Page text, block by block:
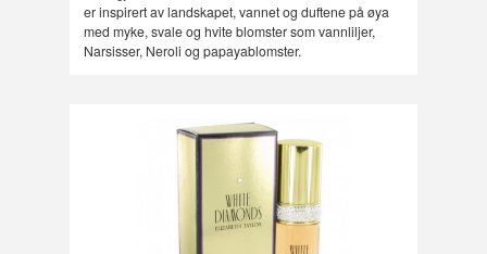
er inspirert av landskapet, vannet og duftene på øya
med myke, svale og hvite blomster som vannliljer,
Narsisser, Neroli og papayablomster.